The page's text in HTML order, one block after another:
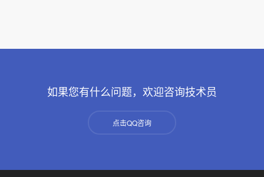
如果您有什么问题，欢迎咨询技术员
点击QQ咨询